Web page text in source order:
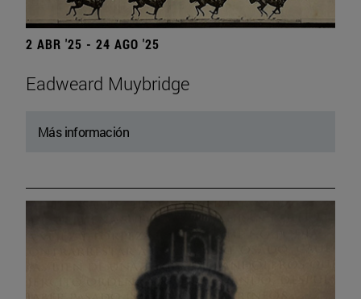
2 ABR '25 - 24 AGO '25
Eadweard Muybridge
Más información